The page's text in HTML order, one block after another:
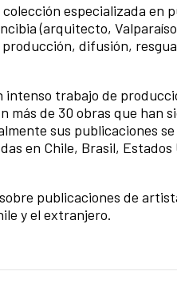
especializada en
(arquitecto,
difusión,
intenso trabajo de
más de 30 obras que han
sus publicaciones
en Chile, Brasil, Estados
publicaciones de
y el extranjero.